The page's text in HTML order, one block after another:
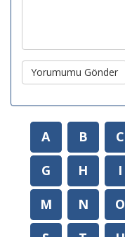
Yorumumu Gönder
A B C
G
H I
M
N O